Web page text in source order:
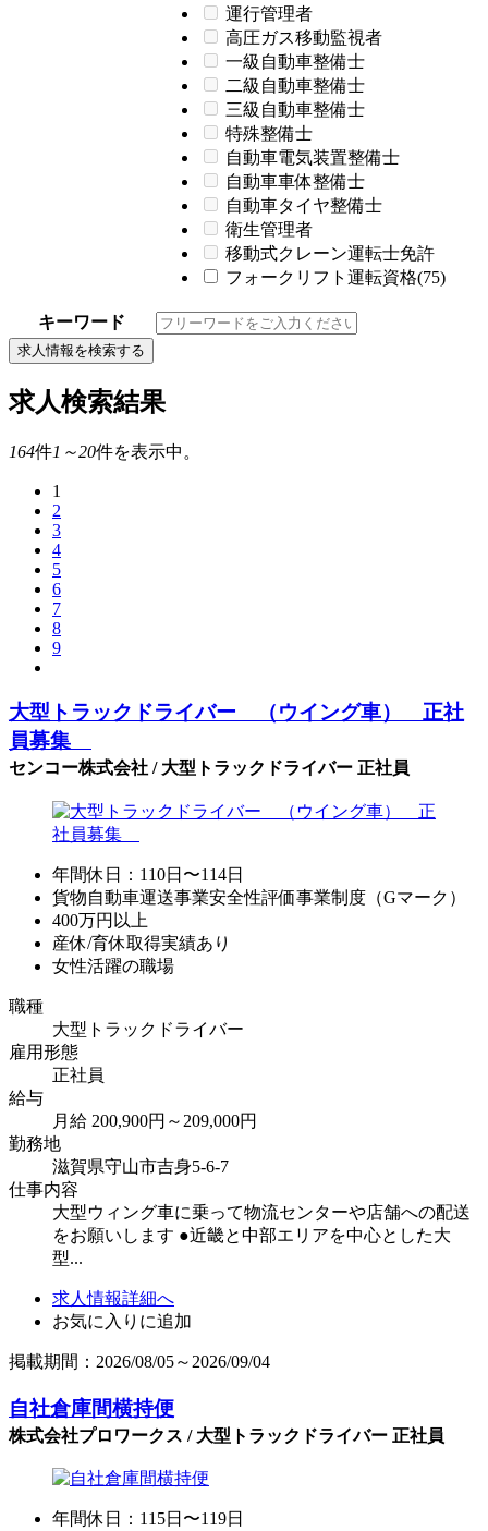
運行管理者
高圧ガス移動監視者
一級自動車整備士
二級自動車整備士
三級自動車整備士
特殊整備士
自動車電気装置整備士
自動車車体整備士
自動車タイヤ整備士
衛生管理者
移動式クレーン運転士免許
フォークリフト運転資格(75)
キーワード
求人情報を検索する
求人検索結果
164件1～20件を表示中。
1
2
3
4
5
6
7
8
9
大型トラックドライバー （ウイング車） 正社
員募集
センコー株式会社 / 大型トラックドライバー 正社員
年間休日：110日〜114日
貨物自動車運送事業安全性評価事業制度（Gマーク）
400万円以上
産休/育休取得実績あり
女性活躍の職場
職種
大型トラックドライバー
雇用形態
正社員
給与
月給 200,900円～209,000円
勤務地
滋賀県守山市吉身5-6-7
仕事内容
大型ウィング車に乗って物流センターや店舗への配送
をお願いします ●近畿と中部エリアを中心とした大
型...
求人情報詳細へ
お気に入りに追加
掲載期間：2026/08/05～2026/09/04
自社倉庫間横持便
株式会社プロワークス / 大型トラックドライバー 正社員
年間休日：115日〜119日